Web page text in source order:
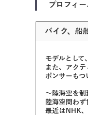
プロフィー
バイク、船
モデルとして
また、アク
ポンサーもつ
〜陸海空を制
陸海空問わず
最近はNHK